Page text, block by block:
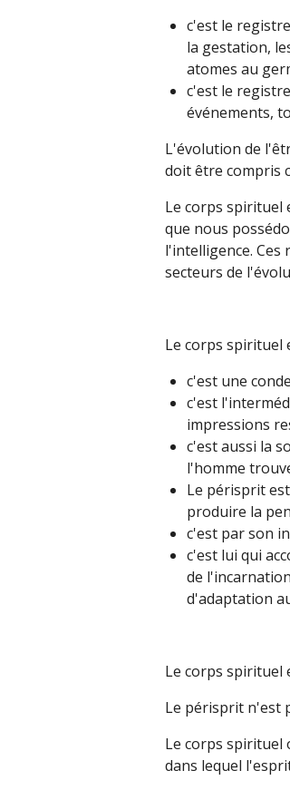
c'est le
la gestation,
atomes au
c'est le
événements,
L'évolution de
doit être compris
Le corps spirituel
que nous
l'intelligence.
secteurs de
Le corps spirituel
c'est une
c'est
impressions
c'est aussi la
l'homme
Le périsprit
produire la
c'est par son
c'est lui qui
de
d'adaptation
Le corps spirituel
Le périsprit n'est
Le corps spirituel
dans lequel